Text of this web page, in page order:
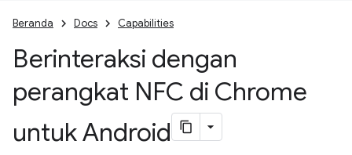
Beranda Docs Capabilities
Berinteraksi dengan
perangkat NFC di Chrome
untuk Android